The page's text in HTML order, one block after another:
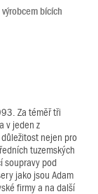
bících
Za téměř tři
v jeden z
nejen pro
tuzemských
soupravy pod
jako jsou Adam
firmy a na další